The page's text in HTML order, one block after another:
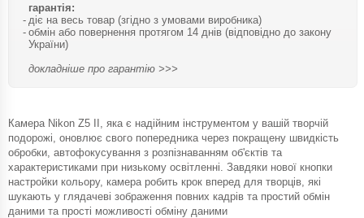
гарантія:
діє на весь товар (згідно з умовами виробника)
обмін або повернення протягом 14 днів (відповідно до закону
України)
докладніше про гарантію >>>
Камера Nikon Z5 II, яка є надійним інструментом у вашій творчій
подорожі, оновлює свого попередника через покращену швидкість
обробки, автофокусування з розпізнаванням об'єктів та
характеристиками при низькому освітленні. Завдяки нової кнопки
настройки кольору, камера робить крок вперед для творців, які
шукають у глядачеві зображення повних кадрів та простий обмін
даними та прості можливості обміну даними